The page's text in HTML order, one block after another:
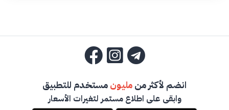
انضم لأكثر منمليونمستخدم للتطبيق
وابقى على اطلاع مستمر لتغيرات الأسعار